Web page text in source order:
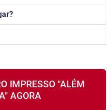
IMPRESSO "ALÉM
AGORA